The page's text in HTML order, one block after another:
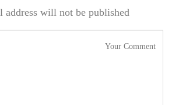
address will not be published.